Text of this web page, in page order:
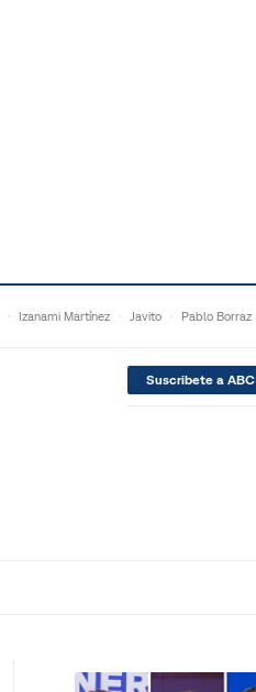
Izanami Martínez Javito Pablo Borraz
Suscribete a ABC